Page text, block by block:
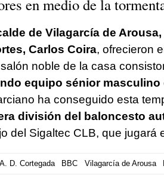
en medio de la
de Vilagarcía de
Carlos Coira, ofrecieron
noble de la casa
equipo sénior masculino
ha conseguido esta
división del baloncesto
del Sigaltec CLB, que jugará
A. D. Cortegada BBC Vilagarcía de Arousa